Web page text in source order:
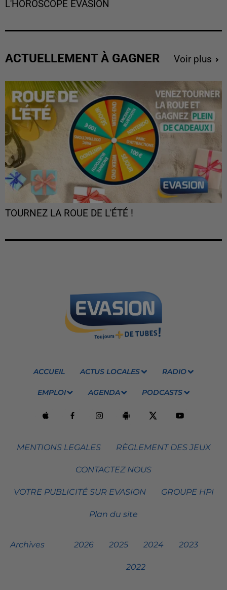
L'HOROSCOPE EVASION
ACTUELLEMENT À GAGNER Voir plus
TOURNEZ LA ROUE DE L'ÉTÉ !
ACCUEIL ACTUS LOCALES RADIO
EMPLOI AGENDA PODCASTS
MENTIONS LEGALES RÈGLEMENT DES JEUX
CONTACTEZ NOUS
VOTRE PUBLICITÉ SUR EVASION GROUPE HPI
Plan du site
Archives 2026 2025 2024 2023
2022